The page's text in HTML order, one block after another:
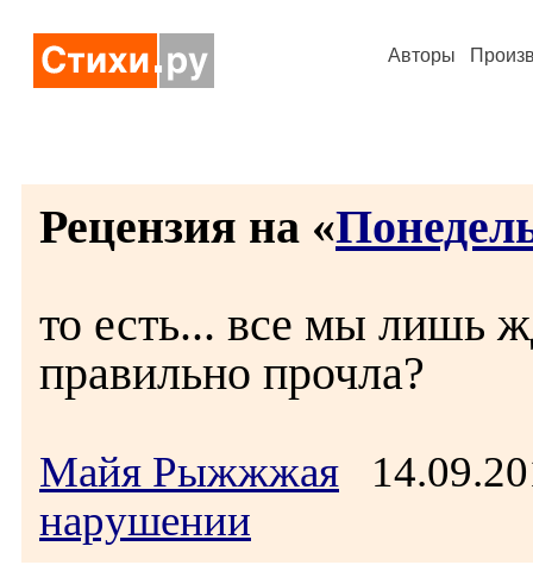
Авторы
Рецензия на «
то есть... все мы лишь
правильно прочла?
Майя Рыжжжая
нарушении